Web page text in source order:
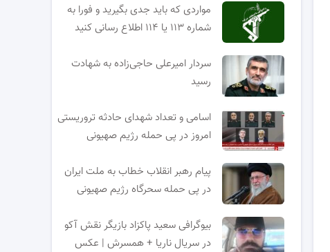
مواردی که باید جدی بگیرید و فورا به
شماره ۱۱۳ یا ۱۱۴ اطلاع رسانی کنید
سردار امیرعلی حاجی‌زاده به شهادت
رسید
اسامی و تعداد شهدای حادثه تروریستی
امروز در پی حمله رژیم صهیونی
پیام رهبر انقلاب خطاب به ملت ایران
در پی حمله سحرگاه رژیم صهیونی
بیوگرافی سعید پاکزاد بازیگر نقش آکو
در سریال ناریا + همسرش | عکس